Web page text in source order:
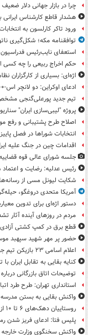
چرا در بازار جهانی دلار
هشدار قاطع کارشناس ایرانی
ورود تاکر کارلسون به
توافقنامه مکه؛ شکل‌گیری
استعفای نایب‌رئیس
حکم اخراج ربیعی را چه کسی
اژه‌ای: بسیاری از کارگزاران
ادعای اوکراین: دو لانچر اس-۴۰۰ را زدیم+ فیلم
تیم جدید پورعلی‌گنجی
پروژه "لیبی‌سازی ایران"
اصلاح طرح پشتیبانی و رفع
انتخابات شوراها در فصل
اقدامات چین در جنگ علیه ایران، قیمت
جلسه شورای عالی قوه
رئیس عدلیه: رضایت و
شکایت لیونل مسی از
آمریکا متحدی دروغگو،
دستور اژه‌ای برای تدوین
مردم در روزهای آینده آثار
قطع برق در کمپ کشتی
حضور پر مهر شهید سپهبد
اعلام اسامی ۲۳ بازیکن تیم جوانان برای انتخابی جام ملت‌ها
کنایه بقایی به تقابل ایران
توضیحات اتاق بازرگانی
استانداری تهران: طرح طرد
واکنش بقایی به بستن مدرسه
روستاییان دهک‌های ۶ تا ۱۰ از امسال باید حق بیمه بپردازند
پلیس فتا: ادعای فریز شدن
واکنش سخنگوی وزارت خارجه